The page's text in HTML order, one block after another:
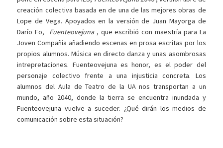
creación colectiva basada en de una de las mejores obras de
Lope de Vega. Apoyados en la versión de Juan Mayorga de
Darío Fo, Fuenteovejuna , que escribió con maestría para La
Joven Compañía añadiendo escenas en prosa escritas por los
propios alumnos. Música en directo danza y unas asombrosas
intrepretaciones. Fuenteovejuna es honor, es el poder del
personaje colectivo frente a una injusticia concreta. Los
alumnos del Aula de Teatro de la UA nos transportan a un
mundo, año 2040, donde la tierra se encuentra inundada y
Fuenteovejuna vuelve a suceder. ¿Qué dirán los medios de
comunicación sobre esta situación?